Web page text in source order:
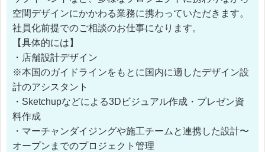
空間デザインにかかわる業務に携わっていただきます。
社員化前提でのご相談のお仕事になります。
【具体的には】
・店舗設計デザイン
※本国のガイドラインをもとに国内に適したデザイン設
計のアシスタント
・Sketchupなどによる3Dビジュアル作成・プレゼン資
料作成
・マーチャンダイジングや施工チームと連携した設計〜
オープンまでのプロジェクト管理